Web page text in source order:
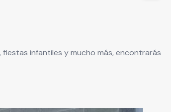
infantiles y mucho más, encontrarás